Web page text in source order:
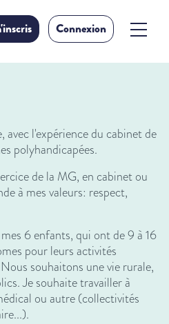
Connexion
avec l'expérience du cabinet de
polyhandicapées.
de la MG, en cabinet ou
à mes valeurs: respect,
6 enfants, qui ont de 9 à 16
pour leurs activités
souhaitons une vie rurale,
Je souhaite travailler à
ou autre (collectivités